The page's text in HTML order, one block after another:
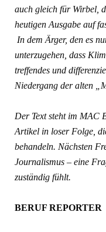
auch gleich für Wirbel,
heutigen Ausgabe auf
In dem Ärger, den es
unterzugehen, dass
treffendes und
Niedergang der alten
Der Text steht im MAC
Artikel in loser Folge,
behandeln. Nächsten
Journalismus – eine
zuständig fühlt.
BERUF REPORTER